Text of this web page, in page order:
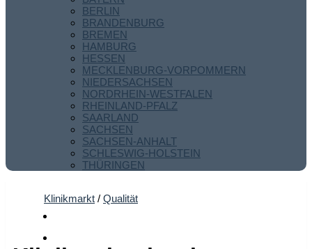
BERLIN
BRANDENBURG
BREMEN
HAMBURG
HESSEN
MECKLENBURG-VORPOMMERN
NIEDERSACHSEN
NORDRHEIN-WESTFALEN
RHEINLAND-PFALZ
SAARLAND
SACHSEN
SACHSEN-ANHALT
SCHLESWIG-HOLSTEIN
THÜRINGEN
Klinikmarkt / Qualität